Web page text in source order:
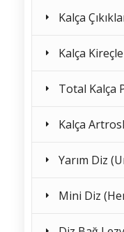
Kalça
Kalça
Total Kalça
Kalça
Yarım Diz
Mini Diz